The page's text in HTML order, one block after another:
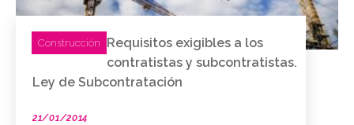
Construcción
Requisitos exigibles a los
contratistas y subcontratistas.
Ley de Subcontratación
21/01/2014